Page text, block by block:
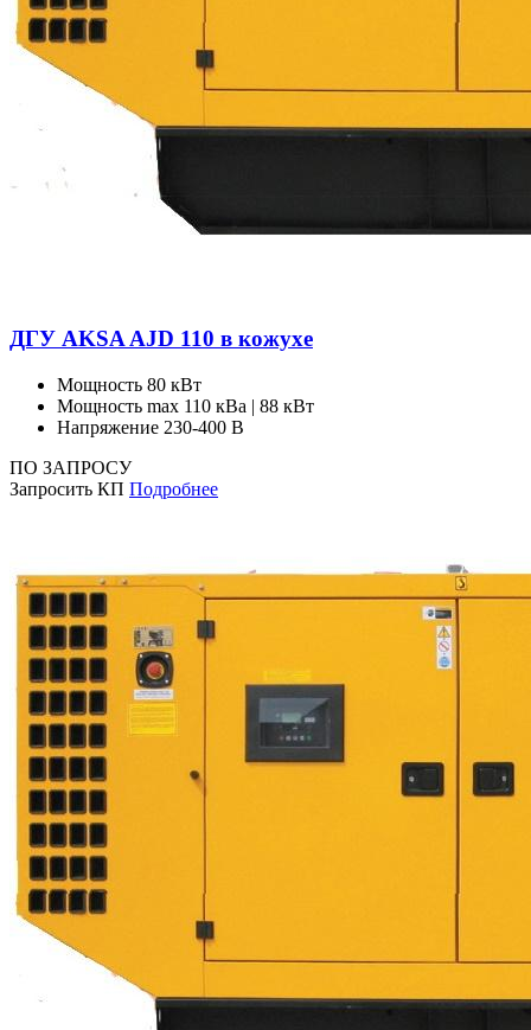
ДГУ AKSA AJD 110 в кожухе
Мощность 80 кВт
Мощность max 110 кВа | 88 кВт
Напряжение 230-400 В
ПО ЗАПРОСУ
Запросить КП Подробнее